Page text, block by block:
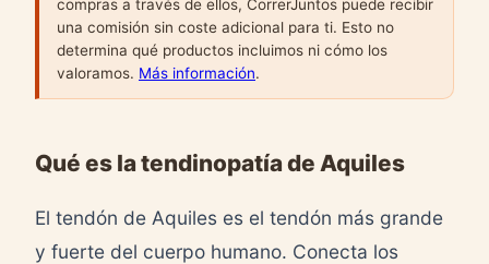
compras a través de ellos, CorrerJuntos puede recibir
una comisión sin coste adicional para ti. Esto no
determina qué productos incluimos ni cómo los
valoramos. Más información.
Qué es la tendinopatía de Aquiles
El tendón de Aquiles es el tendón más grande
y fuerte del cuerpo humano. Conecta los